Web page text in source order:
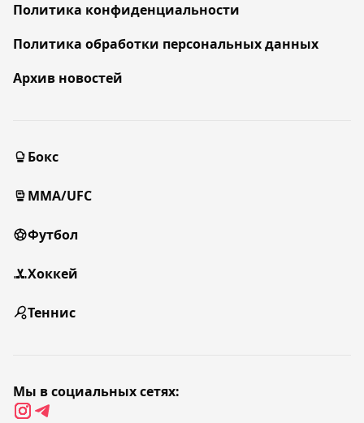
Политика конфиденциальности
Политика обработки персональных данных
Архив новостей
Бокс
MMA/UFC
Футбол
Хоккей
Теннис
Мы в социальных сетях: